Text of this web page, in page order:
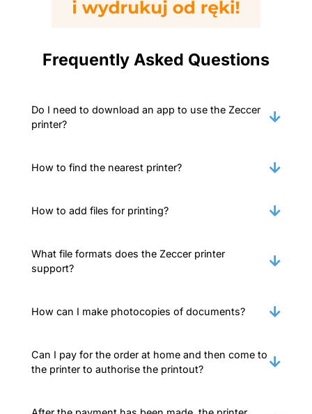
Frequently Asked Questions
Do I need to download an app to use the Zeccer
printer?
How to find the nearest printer?
How to add files for printing?
What file formats does the Zeccer printer
support?
How can I make photocopies of documents?
Can I pay for the order at home and then come to
the printer to authorise the printout?